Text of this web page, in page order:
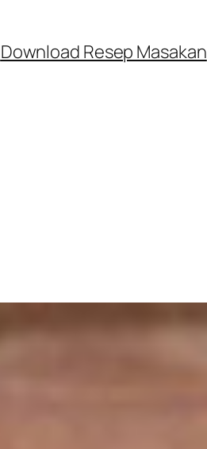
Download Resep Masakan